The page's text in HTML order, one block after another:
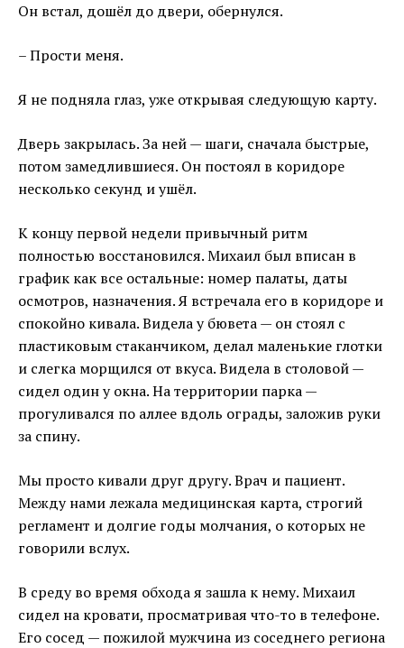
Он встал, дошёл до двери, обернулся.
– Прости меня.
Я не подняла глаз, уже открывая следующую карту.
Дверь закрылась. За ней — шаги, сначала быстрые,
потом замедлившиеся. Он постоял в коридоре
несколько секунд и ушёл.
К концу первой недели привычный ритм
полностью восстановился. Михаил был вписан в
график как все остальные: номер палаты, даты
осмотров, назначения. Я встречала его в коридоре и
спокойно кивала. Видела у бювета — он стоял с
пластиковым стаканчиком, делал маленькие глотки
и слегка морщился от вкуса. Видела в столовой —
сидел один у окна. На территории парка —
прогуливался по аллее вдоль ограды, заложив руки
за спину.
Мы просто кивали друг другу. Врач и пациент.
Между нами лежала медицинская карта, строгий
регламент и долгие годы молчания, о которых не
говорили вслух.
В среду во время обхода я зашла к нему. Михаил
сидел на кровати, просматривая что-то в телефоне.
Его сосед — пожилой мужчина из соседнего региона